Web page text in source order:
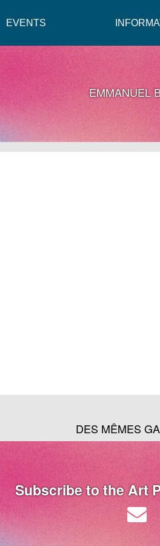
EVENTS
EMMANUEL
DES MÊMES
Subscribe to the Art